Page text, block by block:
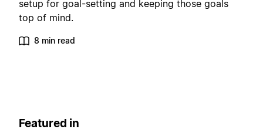
setup for goal-setting and keeping those goals
top of mind.
8 min read
Featured in